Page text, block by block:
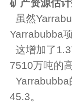
矿产资源估
虽然
Yarrabubba
这增加了
7510万吨的
45.3。